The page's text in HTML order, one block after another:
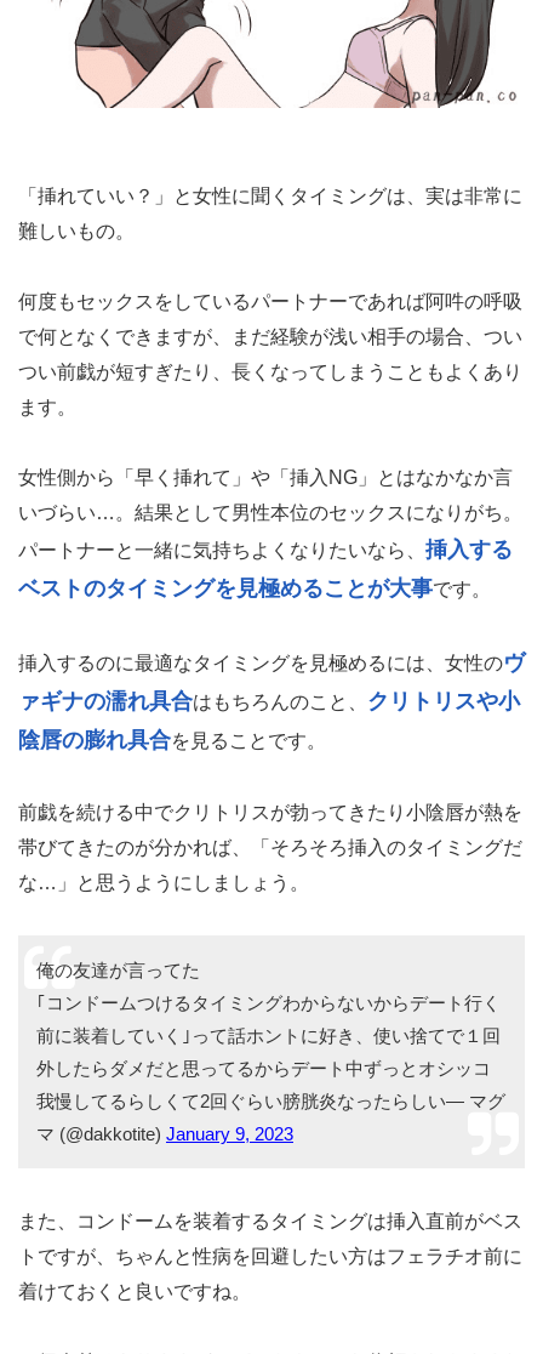
【挿入時】挿れるタイミングは、まんこが火照ってき
た時がベスト
何度もセックスをしているパートナーであれば阿吽の呼吸
で何となくできますが、まだ経験が浅い相手の場合、つい
ます。
女性側から「早く挿れて」や「挿入NG」とはなかなか言
パートナーと一緒に気持ちよくなりたいなら、挿入する
ベストのタイミングを見極めることが大事です。
ァギナの濡れ具合はもちろんのこと、
陰唇の膨れ具合を見ることです。
前戯を続ける中でクリトリスが勃ってきたり小陰唇が熱を
帯びてきたのが分かれば、「そろそろ挿入のタイミングだ
な…」と思うようにしましょう。
俺の友達が言ってた
｢コンドームつけるタイミングわからないからデート行く
前に装着していく｣って話ホントに好き、使い捨てで１回